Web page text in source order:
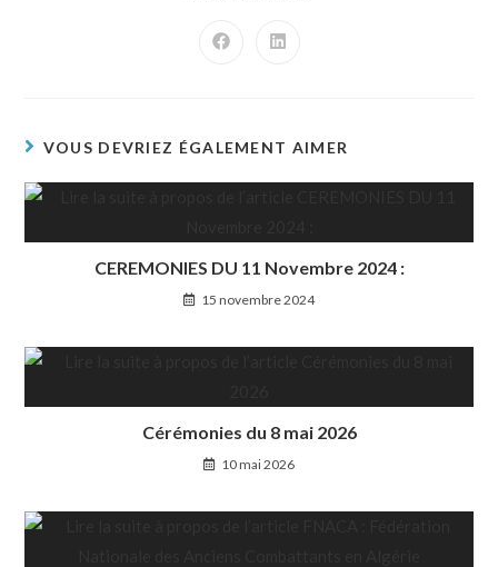
VOUS DEVRIEZ ÉGALEMENT AIMER
CEREMONIES DU 11 Novembre 2024 :
15 novembre 2024
Cérémonies du 8 mai 2026
10 mai 2026